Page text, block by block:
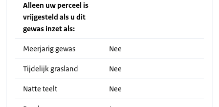
Alleen uw perceel is
vrijgesteld als u dit
gewas inzet als:
Meerjarig gewas Nee
Tijdelijk grasland Nee
Natte teelt Nee